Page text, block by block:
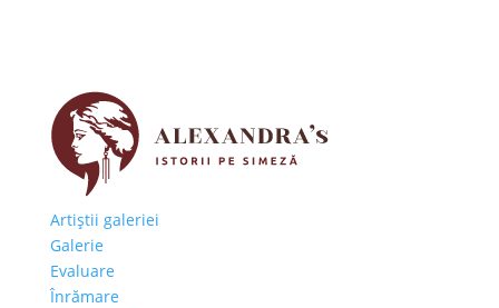
Artiştii galeriei
Galerie
Evaluare
Înrămare